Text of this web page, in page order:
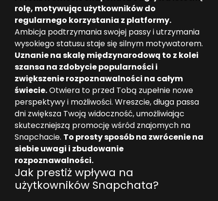
rolę, motywując użytkowników do
regularnego korzystania z platformy.
Ambicja podtrzymania swojej passy i utrzymania
wysokiego statusu staje się silnym motywatorem.
Uznanie na skalę międzynarodową to z kolei
szansa na zdobycie popularności i
zwiększenie rozpoznawalności na całym
świecie.Otwiera to przed Tobą zupełnie nowe
perspektywy i możliwości. Wreszcie, długa passa
dni zwiększa Twoją widoczność, umożliwiając
skuteczniejszą promocję wśród znajomych na
Snapchacie. To prosty sposób na zwrócenie na
siebie uwagi i zbudowanie
rozpoznawalności.
Jak prestiż wpływa na
użytkowników Snapchata?